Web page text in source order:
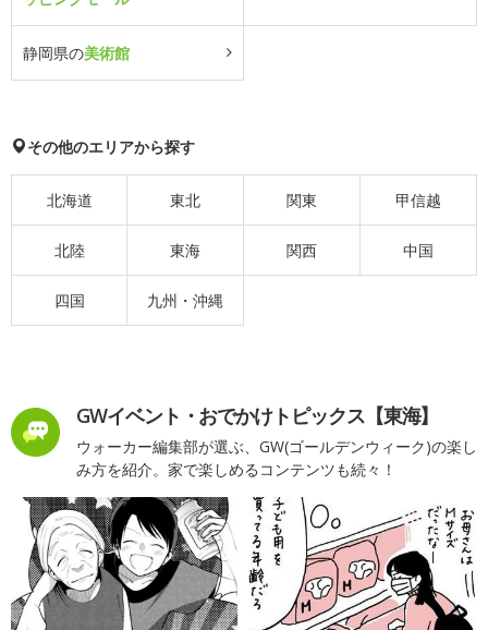
静岡県の美術館
その他のエリアから探す
北海道 東北 関東 甲信越
北陸 東海 関西 中国
四国 九州・沖縄
GWイベント・おでかけトピックス【東海】
ウォーカー編集部が選ぶ、GW(ゴールデンウィーク)の楽し
み方を紹介。家で楽しめるコンテンツも続々！